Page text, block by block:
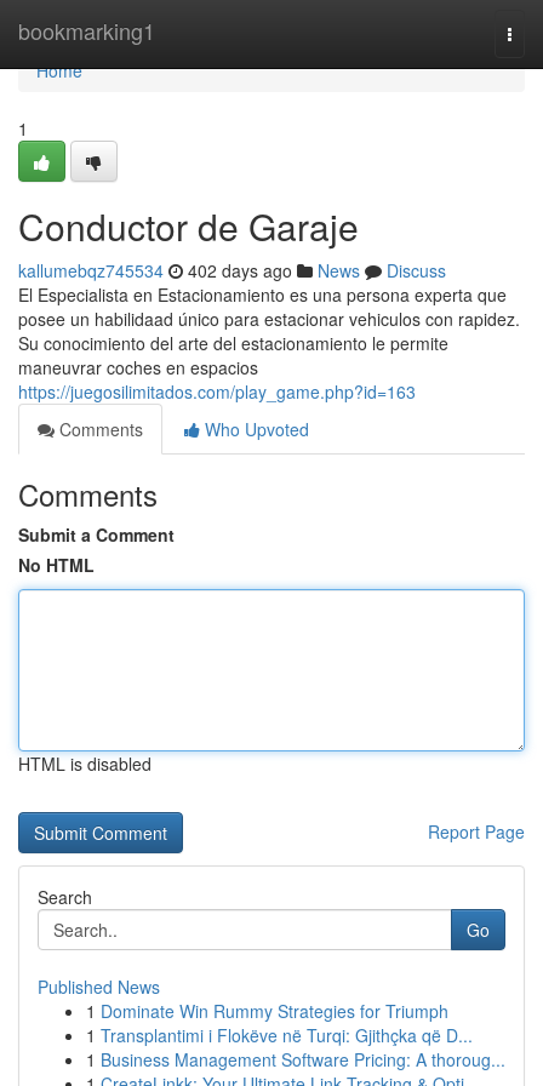
bookmarking1
Home
Home
1
Conductor de Garaje
kallumebqz745534 402 days ago News
Discuss
El Especialista en Estacionamiento es una persona experta que
posee un habilidaad único para estacionar vehiculos con rapidez.
Su conocimiento del arte del estacionamiento le permite
maneuvrar coches en espacios
https://juegosilimitados.com/play_game.php?id=163
Comments
Who Upvoted
Comments
Submit a Comment
No HTML
HTML is disabled
Report Page
Search
Go
Published News
1 Dominate Win Rummy Strategies for Triumph
1 Transplantimi i Flokëve në Turqi: Gjithçka që D...
1 Business Management Software Pricing: A thoroug...